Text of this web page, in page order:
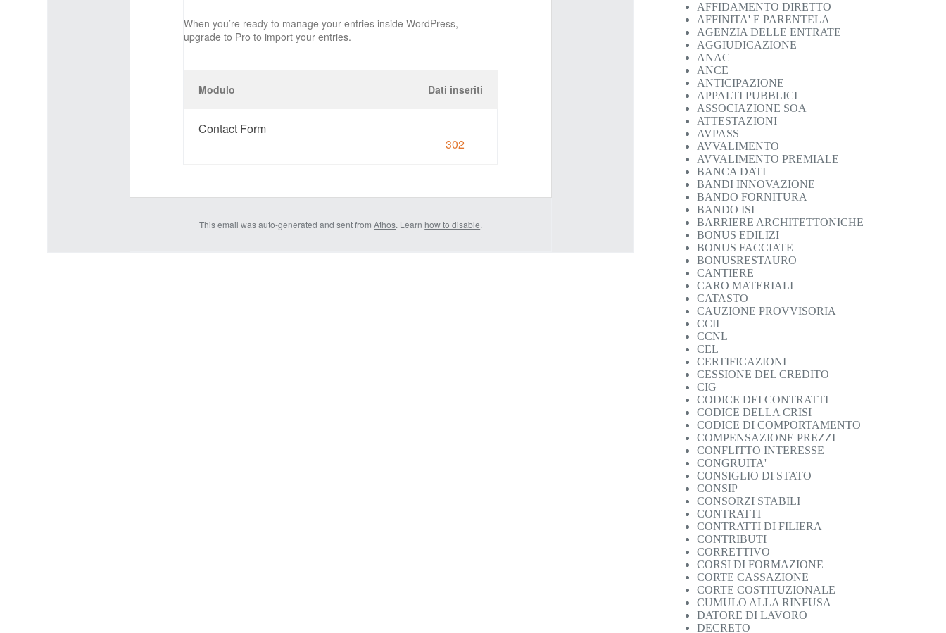
When you’re ready to manage your entries inside WordPress,
upgrade to Pro to import your entries.
Modulo Dati inseriti
Contact Form
302
This email was auto-generated and sent fromAthos. Learn how to disable.
AFFIDAMENTO DIRETTO
AFFINITA' E PARENTELA
AGENZIA DELLE ENTRATE
AGGIUDICAZIONE
ANAC
ANCE
ANTICIPAZIONE
APPALTI PUBBLICI
ASSOCIAZIONE SOA
ATTESTAZIONI
AVPASS
AVVALIMENTO
AVVALIMENTO PREMIALE
BANCA DATI
BANDI INNOVAZIONE
BANDO FORNITURA
BANDO ISI
BARRIERE ARCHITETTONICHE
BONUS EDILIZI
BONUS FACCIATE
BONUSRESTAURO
CANTIERE
CARO MATERIALI
CATASTO
CAUZIONE PROVVISORIA
CCII
CCNL
CEL
CERTIFICAZIONI
CESSIONE DEL CREDITO
CIG
CODICE DEI CONTRATTI
CODICE DELLA CRISI
CODICE DI COMPORTAMENTO
COMPENSAZIONE PREZZI
CONFLITTO INTERESSE
CONGRUITA'
CONSIGLIO DI STATO
CONSIP
CONSORZI STABILI
CONTRATTI
CONTRATTI DI FILIERA
CONTRIBUTI
CORRETTIVO
CORSI DI FORMAZIONE
CORTE CASSAZIONE
CORTE COSTITUZIONALE
CUMULO ALLA RINFUSA
DATORE DI LAVORO
DECRETO